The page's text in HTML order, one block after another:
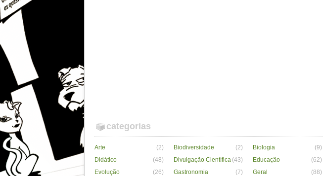
categorias
Arte (2) Biodiversidade (2) Biologia (9)
Didático
(48) Divulgação Científica (43) Educação (62)
Evolução
(26) Gastronomia (7) Geral (88)